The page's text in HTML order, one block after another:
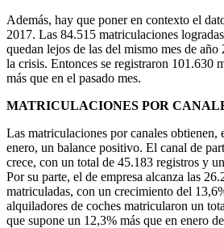
Además, hay que poner en contexto el
2017. Las 84.515 matriculaciones
quedan lejos de las del mismo mes de
la crisis. Entonces se registraron 101.630
más que en el pasado mes.
MATRICULACIONES POR
Las matriculaciones por canales obtienen,
enero, un balance positivo. El canal de
crece, con un total de 45.183 registros y
Por su parte, el de empresa alcanza las
matriculadas, con un crecimiento del
alquiladores de coches matricularon un
que supone un 12,3% más que en enero